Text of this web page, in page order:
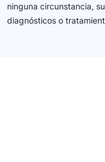
ninguna circunstancia,
diagnósticos o